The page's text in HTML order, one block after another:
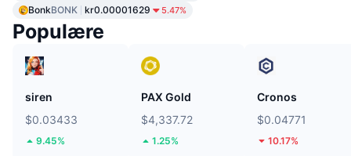
BonkBONK kr0.00001629 5.47%
Populære
siren
$0.03433
9.45%
PAX Gold
$4,337.72
1.25%
Cronos
$0.04771
10.17%